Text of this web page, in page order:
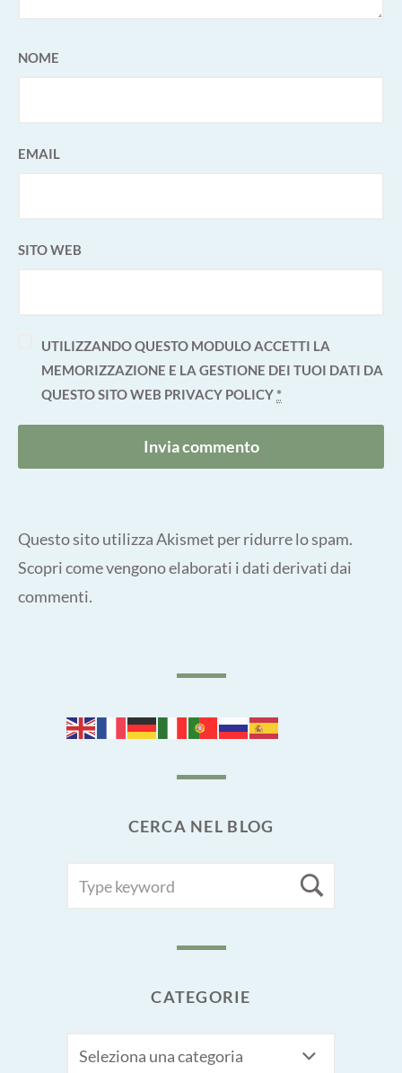
NOME
EMAIL
SITO WEB
UTILIZZANDO QUESTO MODULO ACCETTI LA
MEMORIZZAZIONE E LA GESTIONE DEI TUOI DATI DA
QUESTO SITO WEB PRIVACY POLICY*
Questo sito utilizza Akismet per ridurre lo spam.
Scopri come vengono elaborati i dati derivati dai
commenti.
CERCA NEL BLOG
FOR:
CATEGORIE